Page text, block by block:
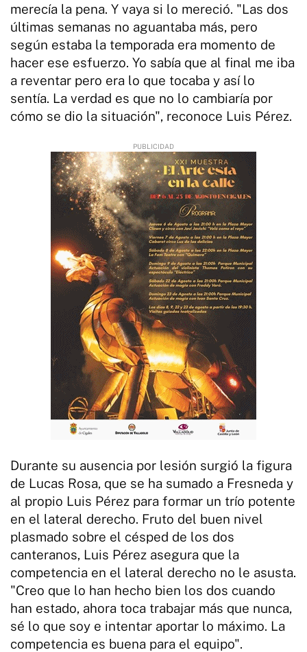
merecía la pena. Y vaya si lo mereció. "Las dos
últimas semanas no aguantaba más, pero
según estaba la temporada era momento de
hacer ese esfuerzo. Yo sabía que al final me iba
a reventar pero era lo que tocaba y así lo
sentía. La verdad es que no lo cambiaría por
cómo se dio la situación", reconoce Luis Pérez.
Durante su ausencia por lesión surgió la figura
de Lucas Rosa, que se ha sumado a Fresneda y
al propio Luis Pérez para formar un trío potente
en el lateral derecho. Fruto del buen nivel
plasmado sobre el césped de los dos
canteranos, Luis Pérez asegura que la
competencia en el lateral derecho no le asusta.
"Creo que lo han hecho bien los dos cuando
han estado, ahora toca trabajar más que nunca,
sé lo que soy e intentar aportar lo máximo. La
competencia es buena para el equipo".